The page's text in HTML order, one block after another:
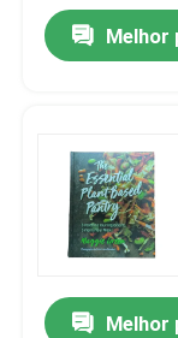
Melhor
Melhor